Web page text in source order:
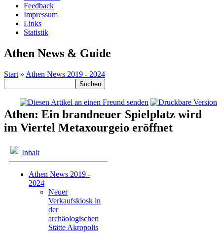
Feedback
Impressum
Links
Statistik
Athen News & Guide
Start » Athen News 2019 - 2024
Athen: Ein brandneuer Spielplatz wird
im Viertel Metaxourgeio eröffnet
Inhalt
Athen News 2019 -
2024
Neuer
Verkaufskiosk in
der
archäologischen
Stätte Akropolis